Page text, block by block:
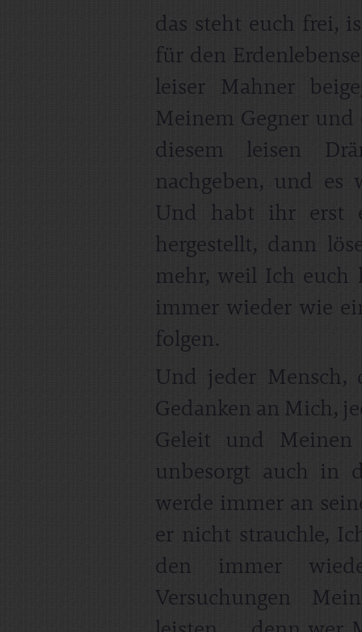
das steht euch frei,
für den
leiser Mahner
Meinem Gegner
diesem leisen
nachgeben, und es
Und habt ihr erst
hergestellt, dann
mehr, weil Ich euch
immer wieder wie
folgen.
Und jeder Mensch,
Gedanken an Mich,
Geleit und
unbesorgt auch in
werde immer an
er nicht strauchle,
den immer
Versuchungen